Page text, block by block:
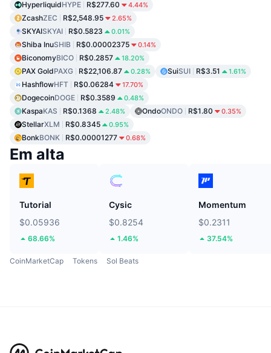
HyperliquidHYPE R$277.60 4.44%
ZcashZEC R$2,548.95 2.65%
SKYAISKYAI R$0.5823 0.01%
Shiba InuSHIB R$0.00002375 0.14%
BiconomyBICO R$0.2857 18.20%
PAX GoldPAXG R$22,106.87 0.28% SuiSUI R$3.51 1.61%
HashflowHFT R$0.06284 17.70%
DogecoinDOGE R$0.3589 0.48%
KaspaKAS R$0.1368 2.48% OndoONDO R$1.80 0.35%
StellarXLM R$0.8345 0.95%
BonkBONK R$0.00001277 0.68%
Em alta
Tutorial
$0.05936
68.66%
Cysic
$0.8254
1.46%
Momentum
$0.2311
37.54%
CoinMarketCap Tokens Sol Beats